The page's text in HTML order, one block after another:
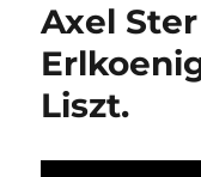
Axel
Liszt.